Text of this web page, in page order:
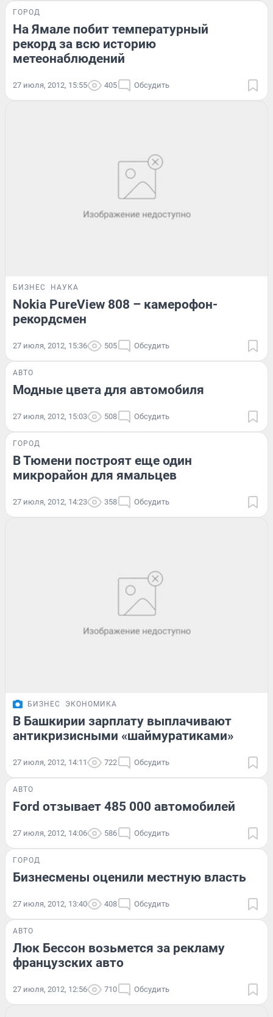
ГОРОД
На Ямале побит температурный
рекорд за всю историю
метеонаблюдений
27 июля, 2012, 15:55 405 Обсудить
БИЗНЕС НАУКА
Nokia PureView 808 – камерофон-
рекордсмен
27 июля, 2012, 15:36 505 Обсудить
АВТО
Модные цвета для автомобиля
27 июля, 2012, 15:03 508 Обсудить
ГОРОД
В Тюмени построят еще один
микрорайон для ямальцев
27 июля, 2012, 14:23 358 Обсудить
БИЗНЕС ЭКОНОМИКА
В Башкирии зарплату выплачивают
антикризисными «шаймуратиками»
27 июля, 2012, 14:11 722 Обсудить
АВТО
Ford отзывает 485 000 автомобилей
27 июля, 2012, 14:06 586 Обсудить
ГОРОД
Бизнесмены oценили местную власть
27 июля, 2012, 13:40 408 Обсудить
АВТО
Люк Бессон возьмется за рекламу
французских авто
27 июля, 2012, 12:56 710 Обсудить